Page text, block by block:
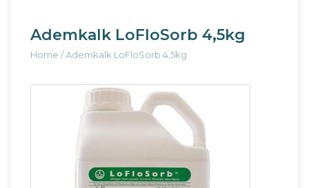
Ademkalk LoFloSorb 4,5kg
Home /Ademkalk LoFloSorb 4,5kg